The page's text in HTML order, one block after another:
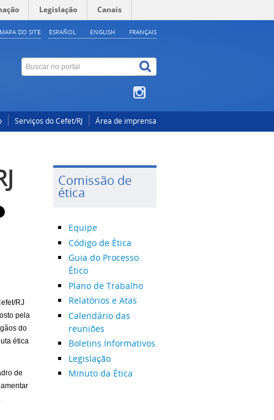
Legislação Canais
ESPAÑOL ENGLISH FRANÇAIS
DO SITE
Serviços do Cefet/RJ Área de imprensa
RJ
pela
do
ética
de
Comissão de
ética
Equipe
Código de Ética
Guia do Processo
Ético
Plano de Trabalho
Relatórios e Atas
Calendário das
reuniões
Boletins Informativos
Legislação
Minuto da Ética